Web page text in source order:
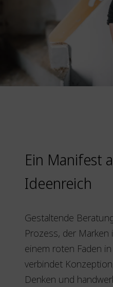
Ein Manifest
Ideenreich
Gestaltende
Prozess, der
einem roten Faden
verbindet
Denken und